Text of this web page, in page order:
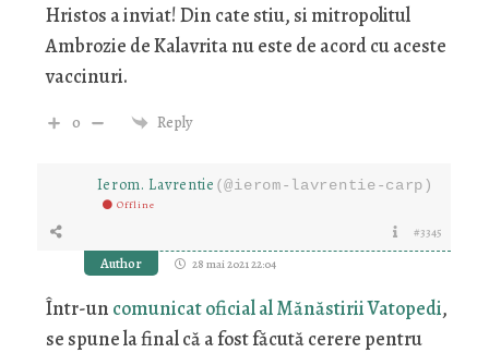
Hristos a inviat! Din cate stiu, si mitropolitul
Ambrozie de Kalavrita nu este de acord cu aceste
vaccinuri.
0 Reply
Ierom. Lavrentie (@ierom-lavrentie-carp)
Offline
#3345
Author 28 mai 2021 22:04
Într-un comunicat oficial al Mănăstirii Vatopedi,
se spune la final că a fost făcută cerere pentru